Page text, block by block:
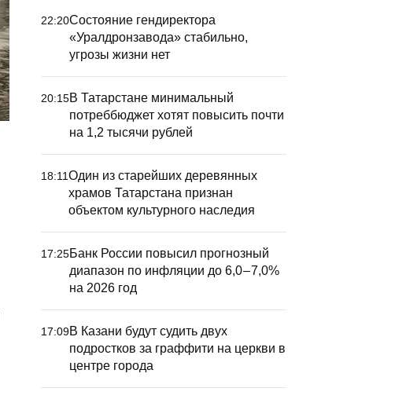
22:20Состояние гендиректора
«Уралдронзавода» стабильно,
угрозы жизни нет
20:15В Татарстане минимальный
потреббюджет хотят повысить почти
на 1,2 тысячи рублей
18:11Один из старейших деревянных
храмов Татарстана признан
объектом культурного наследия
17:25Банк России повысил прогнозный
диапазон по инфляции до 6,0 – 7,0%
на 2026 год
17:09В Казани будут судить двух
подростков за граффити на церкви в
центре города